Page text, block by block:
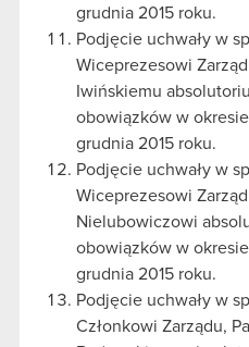
grudnia 2015 roku.
Podjęcie uchwały w
Wiceprezesowi
Iwińskiemu
obowiązków w okresie
grudnia 2015 roku.
Podjęcie uchwały w
Wiceprezesowi
Nielubowiczowi
obowiązków w okresie
grudnia 2015 roku.
Podjęcie uchwały w
Członkowi Zarządu,